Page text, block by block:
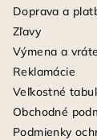
Doprava a
Zľavy
Výmena a
Reklamácie
Veľkostné
Obchodné
Podmienky